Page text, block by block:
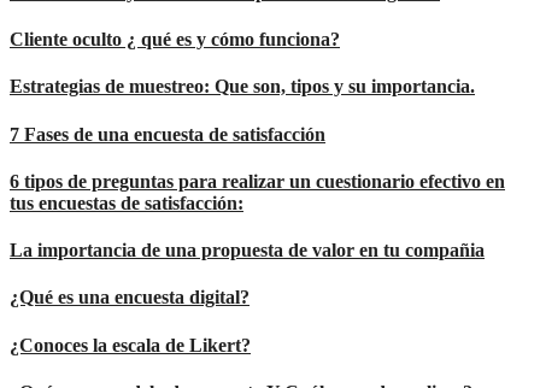
Cliente oculto ¿ qué es y cómo funciona?
Estrategias de muestreo: Que son, tipos y su importancia.
7 Fases de una encuesta de satisfacción
6 tipos de preguntas para realizar un cuestionario efectivo en
tus encuestas de satisfacción:
La importancia de una propuesta de valor en tu compañia
¿Qué es una encuesta digital?
¿Conoces la escala de Likert?